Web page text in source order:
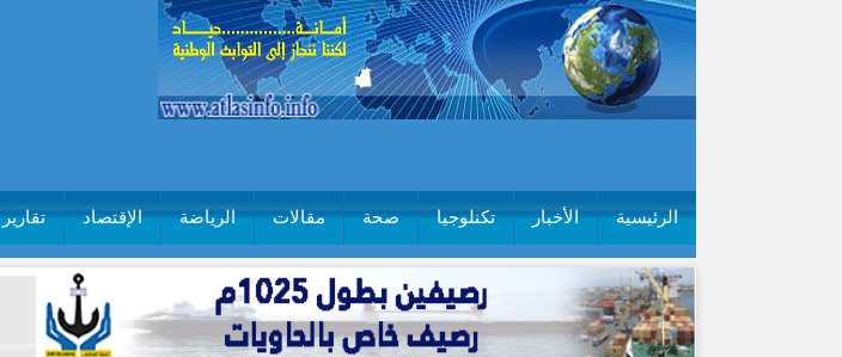
الرئيسية الأخبار تكنلوجيا صحة مقالات الرياضة الإقتصاد تقارير